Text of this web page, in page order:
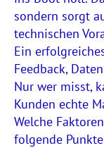
sondern sorgt
technischen
Ein
Feedback,
Nur wer misst,
Kunden echte
Welche
folgende